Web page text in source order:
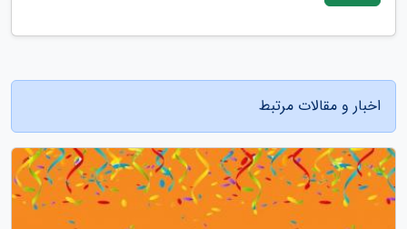
اخبار و مقالات مرتبط